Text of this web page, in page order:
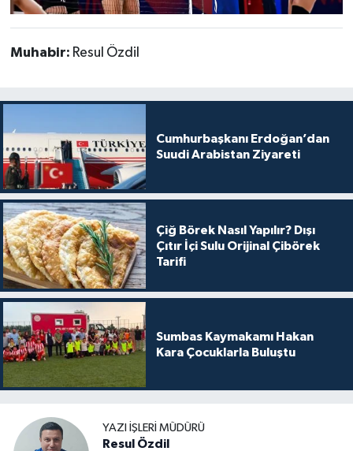
Muhabir: Resul Özdil
Cumhurbaşkanı Erdoğan’dan
Suudi Arabistan Ziyareti
Çiğ Börek Nasıl Yapılır? Dışı
Çıtır İçi Sulu Orijinal Çibörek
Tarifi
Sumbas Kaymakamı Hakan
Kara Çocuklarla Buluştu
YAZI İŞLERI MÜDÜRÜ
Resul Özdil